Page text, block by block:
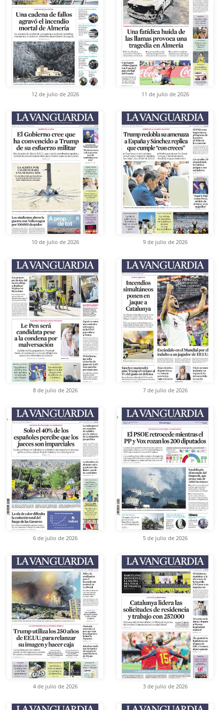
12 de julio de 2026 11 de julio de 2026
10 de julio de 2026 9 de julio de 2026
8 de julio de 2026 7 de julio de 2026
6 de julio de 2026 5 de julio de 2026
4 de julio de 2026 3 de julio de 2026